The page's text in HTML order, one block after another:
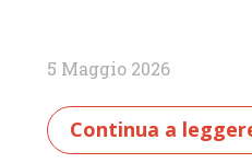
5 Maggio 2026
Continua a